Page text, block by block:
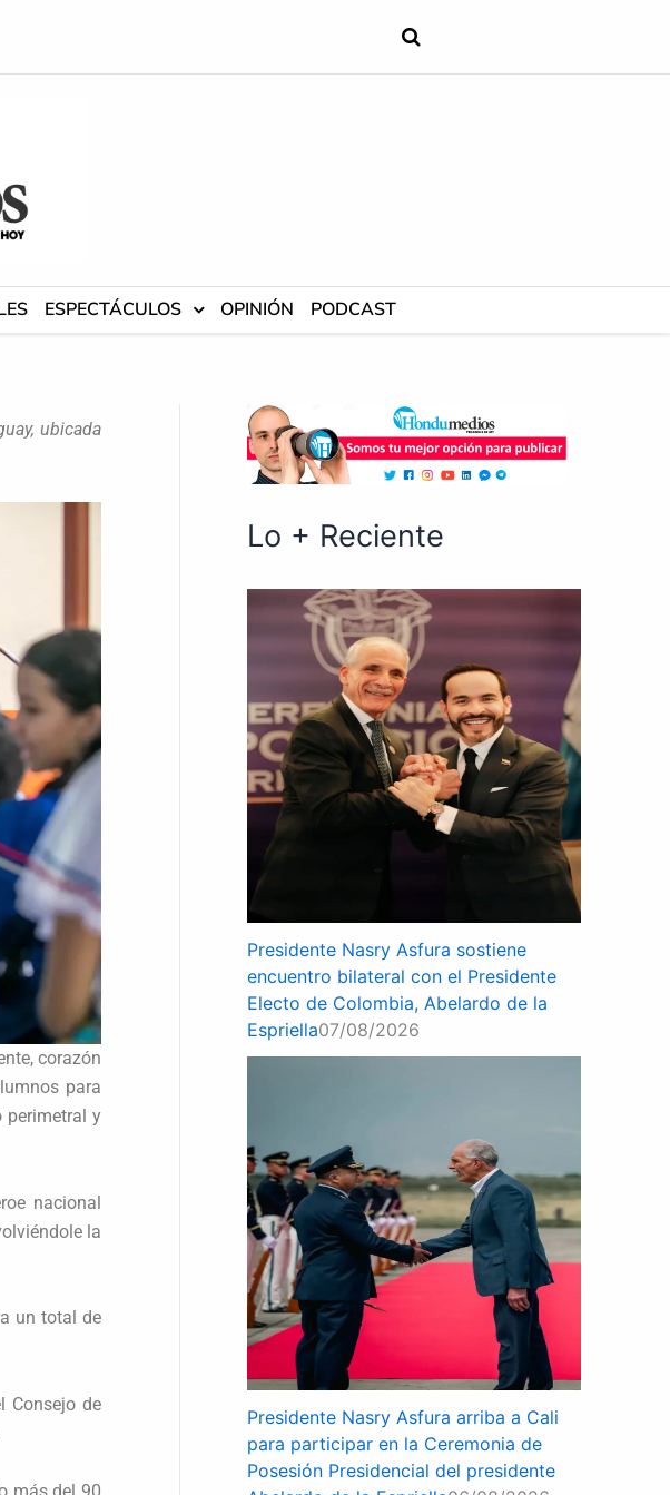
ESPECTÁCULOS OPINIÓN PODCAST
ubicada
corazón
para
perimetral y
nacional
la
un total de
Consejo de
más del 90
Lo + Reciente
Presidente Nasry Asfura sostiene
encuentro bilateral con el Presidente
Electo de Colombia, Abelardo de la
Espriella07/08/2026
Presidente Nasry Asfura arriba a Cali
para participar en la Ceremonia de
Posesión Presidencial del presidente